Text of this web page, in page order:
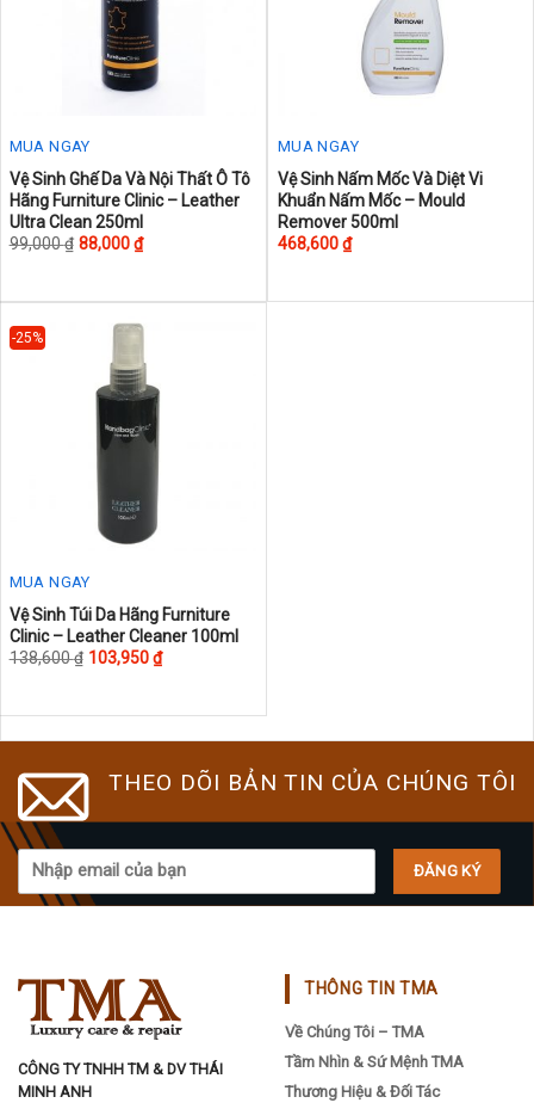
MUA NGAY
This
product
has
options
Vệ Sinh Ghế Da Và Nội Thất Ô Tô
Hãng Furniture Clinic – Leather
Ultra Clean 250ml
99,000₫ 88,000₫
MUA NGAY
Vệ Sinh Nấm Mốc Và Diệt Vi
Khuẩn Nấm Mốc – Mould
Remover 500ml
468,600₫
-25%
MUA NGAY
This
product
has
options
may
be
chosen
on
Vệ Sinh Túi Da Hãng Furniture
Clinic – Leather Cleaner 100ml
138,600₫ 103,950₫
THEO DÕI BẢN TIN CỦA CHÚNG TÔI
CÔNG TY TNHH TM & DV THÁI
MINH ANH
THÔNG TIN TMA
Về Chúng Tôi – TMA
Tầm Nhìn & Sứ Mệnh TMA
Thương Hiệu & Đối Tác